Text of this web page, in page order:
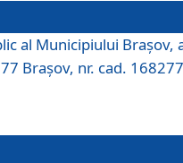
al Municipiului Braşov,
Brașov, nr. cad.